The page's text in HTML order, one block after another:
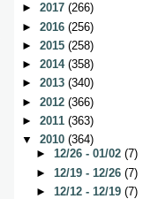
► 2017 (266)
► 2016 (256)
► 2015 (258)
► 2014 (358)
► 2013 (340)
► 2012 (366)
► 2011 (363)
▼ 2010 (364)
► 12/26 - 01/02 (7)
► 12/19 - 12/26 (7)
► 12/12 - 12/19 (7)